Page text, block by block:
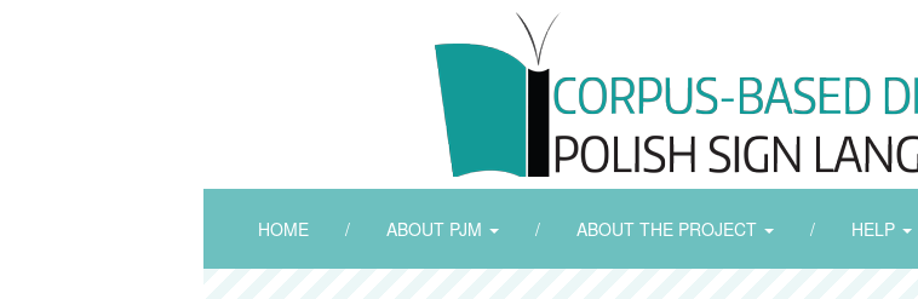
HOME / ABOUT PJM / ABOUT THE PROJECT / HELP